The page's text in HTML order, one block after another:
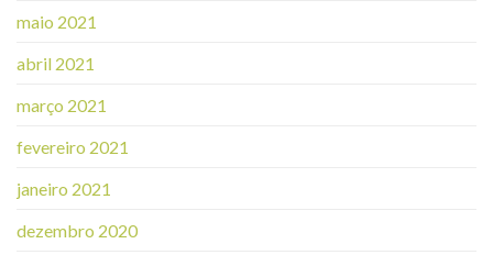
maio 2021
abril 2021
março 2021
fevereiro 2021
janeiro 2021
dezembro 2020